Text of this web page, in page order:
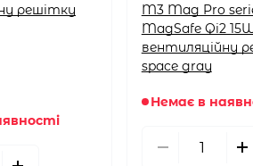
решітку
M3 Mag Pro
MagSafe Qi2
вентиляційну
space gray
Немає в